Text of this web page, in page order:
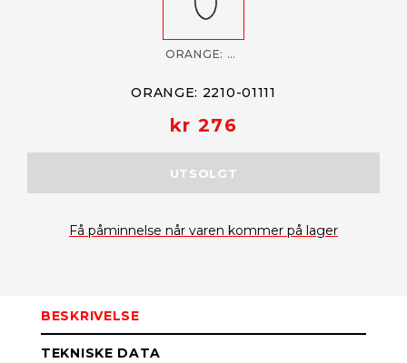
ORANGE: 2210-01111
ORANGE: 2210-01111
kr 276
UTSOLGT
Få påminnelse når varen kommer på lager
BESKRIVELSE
TEKNISKE DATA